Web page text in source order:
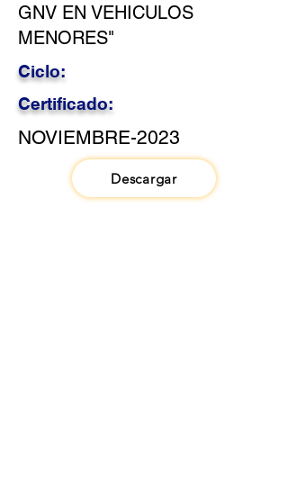
GNV EN VEHICULOS
MENORES"
Ciclo:
Certificado:
NOVIEMBRE-2023
Descargar